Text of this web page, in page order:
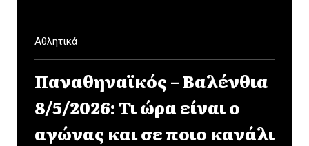
Αθλητικά
Παναθηναϊκός – Βαλένθια
8/5/2026: Τι ώρα είναι ο
αγώνας και σε ποιο κανάλι